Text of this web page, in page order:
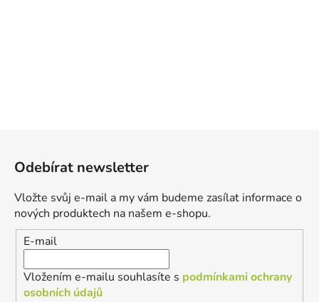
Odebírat newsletter
Vložte svůj e-mail a my vám budeme zasílat informace o
nových produktech na našem e-shopu.
E-mail
Vložením e-mailu souhlasíte s podmínkami ochrany
osobních údajů